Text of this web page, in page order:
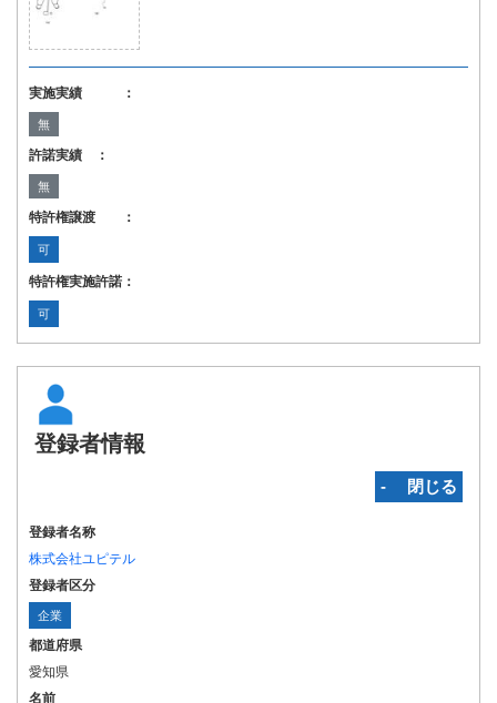
実施実績 ：
無
許諾実績 ：
無
特許権譲渡 ：
可
特許権実施許諾：
可
登録者情報
‐ 閉じる
登録者名称
株式会社ユピテル
登録者区分
企業
都道府県
愛知県
名前